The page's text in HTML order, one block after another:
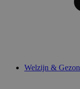
Welzijn &